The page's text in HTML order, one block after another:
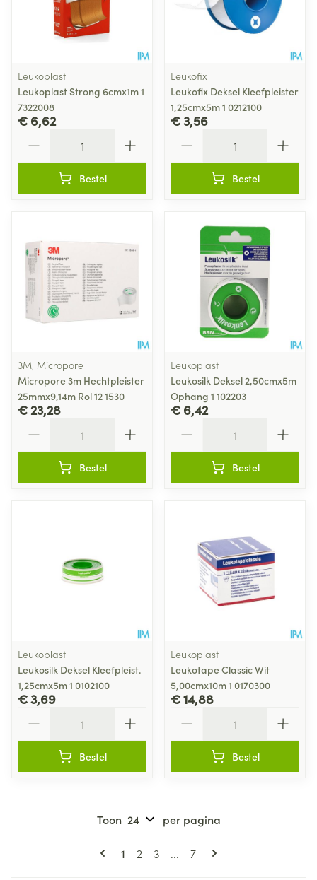
Leukoplast
Leukoplast Strong 6cmx1m 1
7322008
€ 6,62
Bestel
Leukofix
Leukofix Deksel Kleefpleister
1,25cmx5m 1 0212100
€ 3,56
Bestel
3M, Micropore
Micropore 3m Hechtpleister
25mmx9,14m Rol 12 1530
€ 23,28
Bestel
Leukoplast
Leukosilk Deksel 2,50cmx5m
Ophang 1 102203
€ 6,42
Bestel
Leukoplast
Leukosilk Deksel Kleefpleist.
1,25cmx5m 1 0102100
€ 3,69
Bestel
Leukoplast
Leukotape Classic Wit
5,00cmx10m 1 0170300
€ 14,88
Bestel
Pagina's
U lees momenteel pagina
1 Pagina
2 Pagina
3 ... Pagina
7
Toon per pagina